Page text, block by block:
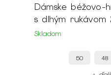
Dámske béžovo-
s dlhým rukávom
Skladom
50 48